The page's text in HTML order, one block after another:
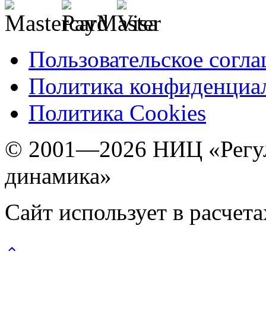
Пользовательское
Политика
Политика Cookies
© 2001—2026 НИЦ
динамика»
Сайт использует в